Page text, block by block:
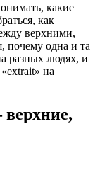
какие
как
верхними,
почему одна и та
разных людях, и
на